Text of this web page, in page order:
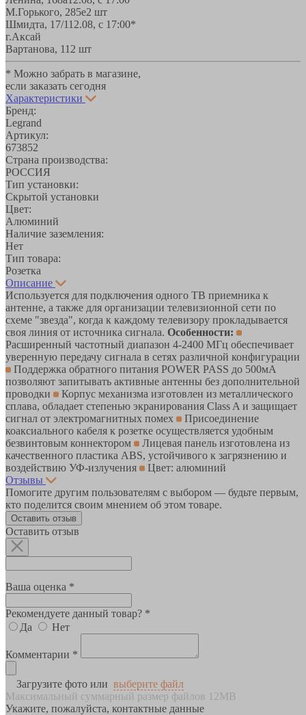
М.Горького, 285е2 шт
Шмидта, 17/112.08, с 17:00*
г.Аксай
Вартанова, 11 2 шт
* Можно забрать в магазине,
если заказать сегодня
Характеристики
Бренд:
Legrand
Артикул:
673852
Страна производства:
РОССИЯ
Тип установки:
Скрытой установки
Цвет:
Алюминий
Наличие заземления:
Нет
Тип товара:
Розетка
Описание
Используется для подключения одного ТВ приемника к
антенне, а также для организации телевизионной сети по
схеме "звезда", когда к каждому телевизору прокладывается
своя линия от источника сигнала. Особенности:
Расширенный частотный диапазон 4-2400 МГц обеспечивает
уверенную передачу сигнала в сетях различной конфигурации
Поддержка обратного питания POWER PASS до 500мА
позволяют запитывать активные антенны без дополнительной
проводки
Корпус механизма изготовлен из металлического
сплава, обладает степенью экранирования Class A и защищает
сигнал от электромагнитных помех
Присоединение
коаксиального кабеля к розетке осуществляется удобным
безвинтовым коннектором
Лицевая панель изготовлена из
качественного пластика ABS, устойчивого к загрязнению и
воздействию УФ-излучения
Цвет: алюминий
Отзывы
Помогите другим пользователям с выбором — будьте первым,
кто поделится своим мнением об этом товаре.
Оставить отзыв
Оставить отзыв
Ваша оценка *
Рекомендуете данный товар? *
Да
Нет
Комментарии *
Загрузите фото или выберите файл
Максимальный суммарный размер файлов 12MB
Укажите, пожалуйста, контактные данные